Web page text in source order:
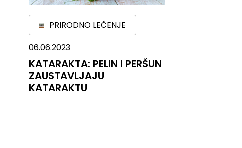
PRIRODNO LEČENJE
06.06.2023
KATARAKTA: PELIN I PERŠUN
ZAUSTAVLJAJU
KATARAKTU